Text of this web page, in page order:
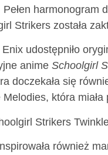
Pełen
Strikers została
udostępniło
anime Schoolgirl
doczekała się
Melodies, która
Strikers
również